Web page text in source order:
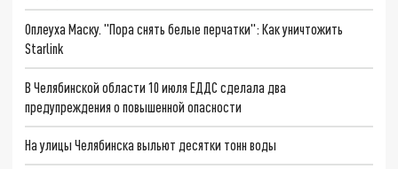
Оплеуха Маску. "Пора снять белые перчатки": Как уничтожить
Starlink
В Челябинской области 10 июля ЕДДС сделала два
предупреждения о повышенной опасности
На улицы Челябинска выльют десятки тонн воды